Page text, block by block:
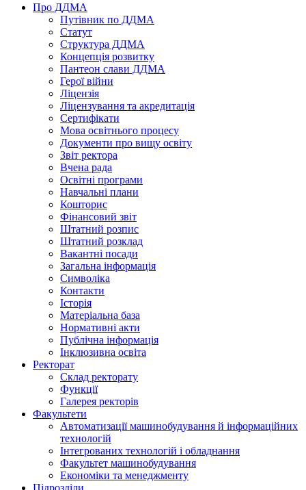
Про ДДМА
Путівник по ДДМА
Статут
Структура ДДМА
Концепція розвитку
Пантеон слави ДДМА
Герої війни
Ліцензія
Ліцензування та акредитація
Сертифікати
Мова освітнього процесу
Документи про вищу освіту
Звіт ректора
Вчена рада
Освітні програми
Навчальні плани
Кошторис
Фінансовий звіт
Штатний розпис
Штатний розклад
Вакантні посади
Загальна інформація
Символіка
Контакти
Історія
Матеріальна база
Нормативні акти
Публічна інформація
Інклюзивна освіта
Ректорат
Склад ректорату
Функції
Галерея ректорів
Факультети
Автоматизації машинобудування й інформаційних
технологій
Інтегрованих технологій і обладнання
Факультет машинобудування
Економіки та менеджменту
Підрозділи